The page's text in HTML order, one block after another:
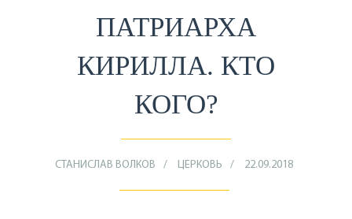
ПАТРИАРХА
КИРИЛЛА. КТО
КОГО?
СТАНИСЛАВ ВОЛКОВ ЦЕРКОВЬ 22.09.2018